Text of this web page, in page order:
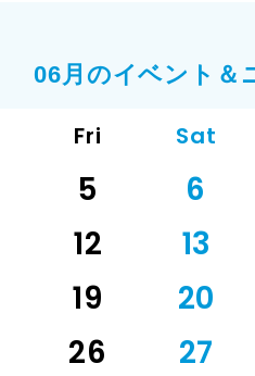
06月のイベント＆
Fri Sat
5 6
12 13
19 20
26 27